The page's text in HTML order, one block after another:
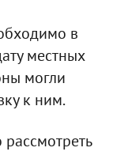
в
местных
могли
к ним.